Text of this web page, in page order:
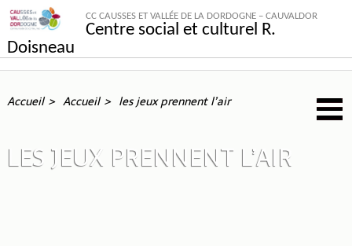
CC CAUSSES ET VALLÉE DE LA DORDOGNE – CAUVALDOR
Centre social et culturel R.
Doisneau
Accueil Accueil les jeux prennent l’air
LES JEUX PRENNENT L’AIR